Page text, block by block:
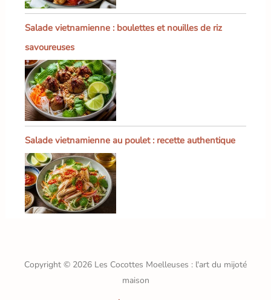
Salade vietnamienne : boulettes et nouilles de riz
savoureuses
Salade vietnamienne au poulet : recette authentique
Copyright © 2026 Les Cocottes Moelleuses : l'art du mijoté
maison